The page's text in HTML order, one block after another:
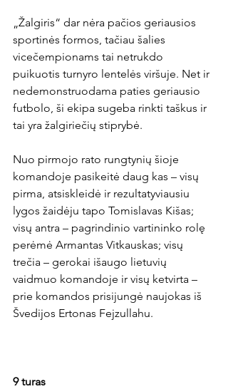
„Žalgiris“ dar nėra pačios geriausios
sportinės formos, tačiau šalies
vicečempionams tai netrukdo
puikuotis turnyro lentelės viršuje. Net ir
nedemonstruodama paties geriausio
futbolo, ši ekipa sugeba rinkti taškus ir
tai yra žalgiriečių stiprybė.
Nuo pirmojo rato rungtynių šioje
komandoje pasikeitė daug kas – visų
pirma, atsiskleidė ir rezultatyviausiu
lygos žaidėju tapo Tomislavas Kišas;
visų antra – pagrindinio vartininko rolę
perėmė Armantas Vitkauskas; visų
trečia – gerokai išaugo lietuvių
vaidmuo komandoje ir visų ketvirta –
prie komandos prisijungė naujokas iš
Švedijos Ertonas Fejzullahu.
9 turas